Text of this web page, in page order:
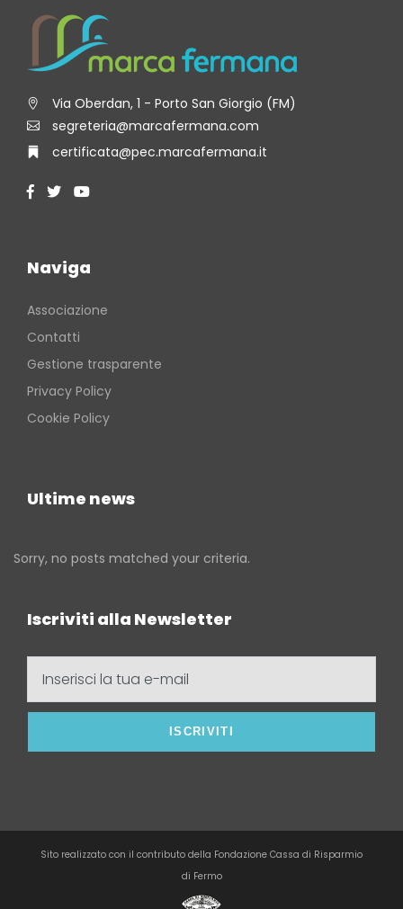
Via Oberdan, 1 - Porto San Giorgio (FM)
segreteria@marcafermana.com
certificata@pec.marcafermana.it
Naviga
Associazione
Contatti
Gestione trasparente
Privacy Policy
Cookie Policy
Ultime news
Sorry, no posts matched your criteria.
Iscriviti alla Newsletter
tua
mail
Sito realizzato con il contributo della Fondazione Cassa di Risparmio
di Fermo